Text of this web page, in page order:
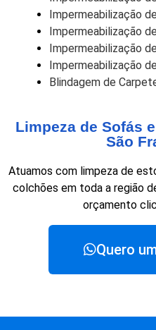
Impermeabilização
Impermeabilização
Impermeabilização
Impermeabilização
Blindagem de
Limpeza de Sofás
São
Atuamos com limpeza de
colchões em toda a região
orçamento
Quero